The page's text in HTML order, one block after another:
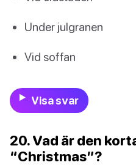
Under julgranen
Vid soffan
Visa svar
20. Vad är den
“Christmas”?